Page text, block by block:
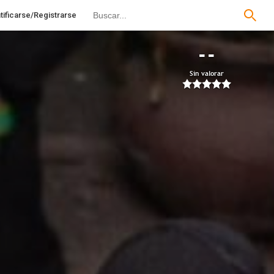
Registrarse
--
Sin valorar